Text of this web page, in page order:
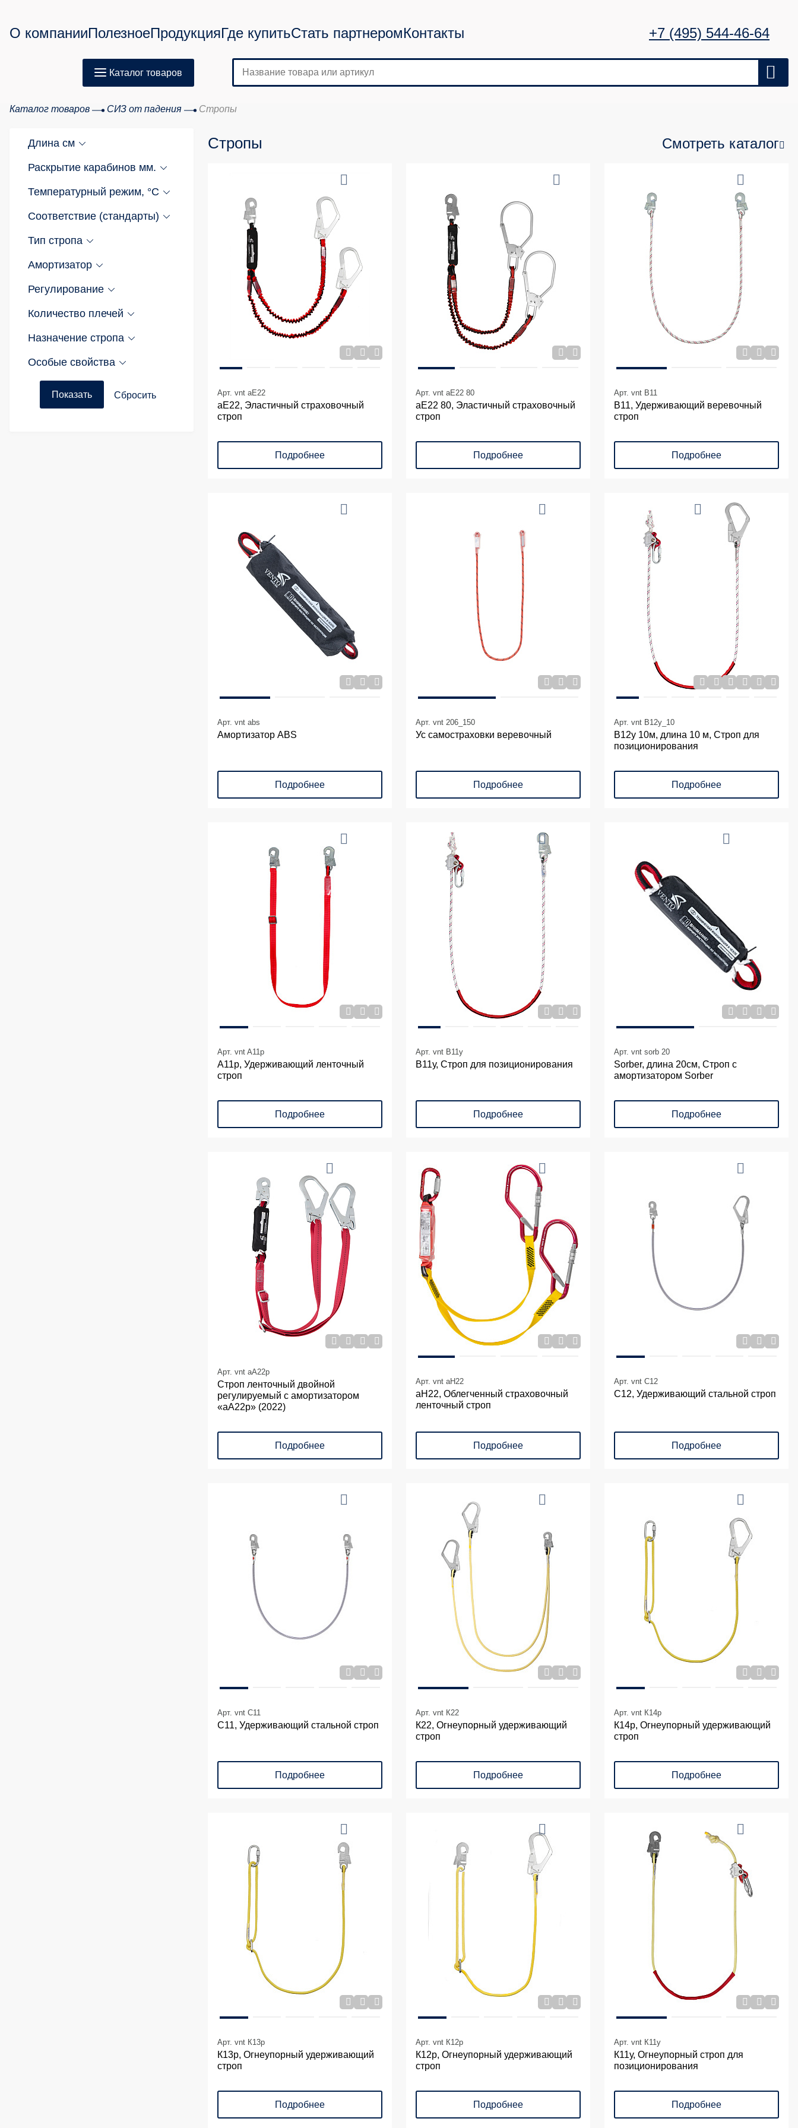
О компанииПолезноеПродукцияГде купитьСтать партнеромКонтакты +7 (495) 544-46-64
Каталог товаров
Каталог товаров СИЗ от падения Стропы
Длина см
Раскрытие карабинов мм.
Температурный режим, °C
Соответствие (стандарты)
Тип стропа
Амортизатор
Регулирование
Количество плечей
Назначение стропа
Особые свойства
Стропы Смотреть каталог
Арт. vnt aE22
аЕ22, Эластичный страховочный
строп
Подробнее
Арт. vnt aE22 80
аЕ22 80, Эластичный страховочный
строп
Подробнее
Арт. vnt B11
В11, Удерживающий веревочный
строп
Подробнее
Арт. vnt abs
Амортизатор ABS
Подробнее
Арт. vnt 206_150
Ус самостраховки веревочный
Подробнее
Арт. vnt B12y_10
В12у 10м, длина 10 м, Строп для
позиционирования
Подробнее
Арт. vnt A11p
А11р, Удерживающий ленточный
строп
Подробнее
Арт. vnt B11y
В11у, Строп для позиционирования
Подробнее
Арт. vnt sorb 20
Sorber, длина 20см, Строп с
амортизатором Sorber
Подробнее
Арт. vnt aA22p
Строп ленточный двойной
регулируемый с амортизатором
«аА22р» (2022)
Подробнее
Арт. vnt аН22
аН22, Облегченный страховочный
ленточный строп
Подробнее
Арт. vnt C12
С12, Удерживающий стальной строп
Подробнее
Арт. vnt C11
С11, Удерживающий стальной строп
Подробнее
Арт. vnt К22
К22, Огнеупорный удерживающий
строп
Подробнее
Арт. vnt К14p
К14р, Огнеупорный удерживающий
строп
Подробнее
Арт. vnt К13p
К13р, Огнеупорный удерживающий
строп
Подробнее
Арт. vnt К12p
К12р, Огнеупорный удерживающий
строп
Подробнее
Арт. vnt К11y
К11у, Огнеупорный строп для
позиционирования
Подробнее